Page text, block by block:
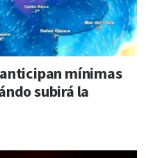
mínimas
subirá la